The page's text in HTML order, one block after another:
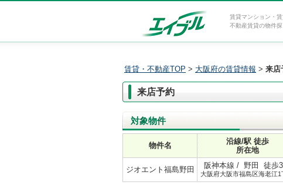
賃貸マンション・
不動産賃貸の物件
賃貸・不動産TOP > 大阪府の賃貸情報 > 来店
来店予約
対象物件
物件名
沿線/駅 徒歩
所在地
ジオエント福島野田 阪神本線 / 野田 徒歩
大阪府大阪市福島区海老江1